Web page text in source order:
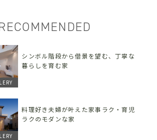
シンボル階段から借景を望む、丁寧な
暮らしを育む家
料理好き夫婦が叶えた家事ラク・育児
ラクのモダンな家